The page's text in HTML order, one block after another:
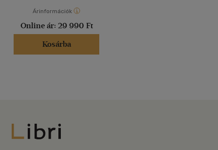
Árinformációk
Online ár: 29 990 Ft
Kosárba
Libri